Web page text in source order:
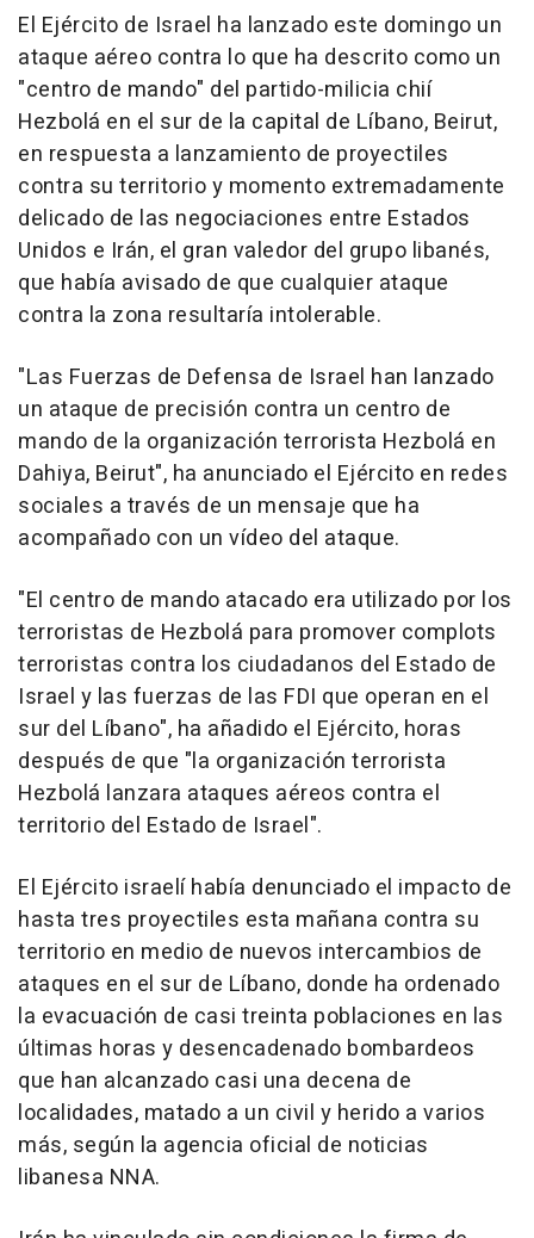
El Ejército de Israel ha lanzado este domingo un
ataque aéreo contra lo que ha descrito como un
"centro de mando" del partido-milicia chií
Hezbolá en el sur de la capital de Líbano, Beirut,
en respuesta a lanzamiento de proyectiles
contra su territorio y momento extremadamente
delicado de las negociaciones entre Estados
Unidos e Irán, el gran valedor del grupo libanés,
que había avisado de que cualquier ataque
contra la zona resultaría intolerable.
"Las Fuerzas de Defensa de Israel han lanzado
un ataque de precisión contra un centro de
mando de la organización terrorista Hezbolá en
Dahiya, Beirut", ha anunciado el Ejército en redes
sociales a través de un mensaje que ha
acompañado con un vídeo del ataque.
"El centro de mando atacado era utilizado por los
terroristas de Hezbolá para promover complots
terroristas contra los ciudadanos del Estado de
Israel y las fuerzas de las FDI que operan en el
sur del Líbano", ha añadido el Ejército, horas
después de que "la organización terrorista
Hezbolá lanzara ataques aéreos contra el
territorio del Estado de Israel".
El Ejército israelí había denunciado el impacto de
hasta tres proyectiles esta mañana contra su
territorio en medio de nuevos intercambios de
ataques en el sur de Líbano, donde ha ordenado
la evacuación de casi treinta poblaciones en las
últimas horas y desencadenado bombardeos
que han alcanzado casi una decena de
localidades, matado a un civil y herido a varios
más, según la agencia oficial de noticias
libanesa NNA.